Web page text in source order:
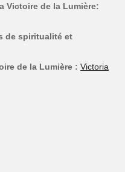
Victoire de la Lumière:
de spiritualité et
de la Lumière : Victoria